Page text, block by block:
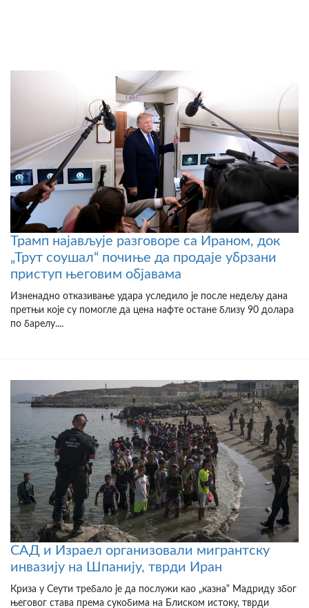
Трамп најављује разговоре са Ираном, док
„Трут соушал“ почиње да продаје убрзани
приступ његовим објавама
Изненадно отказивање удара уследило је после недељу дана
претњи које су помогле да цена нафте остане близу 90 долара
по барелу....
САД и Израел организовали мигрантску
инвазију на Шпанију, тврди Иран
Криза у Сеути требало је да послужи као „казна“ Мадриду због
његовог става према сукобима на Блиском истоку, тврди